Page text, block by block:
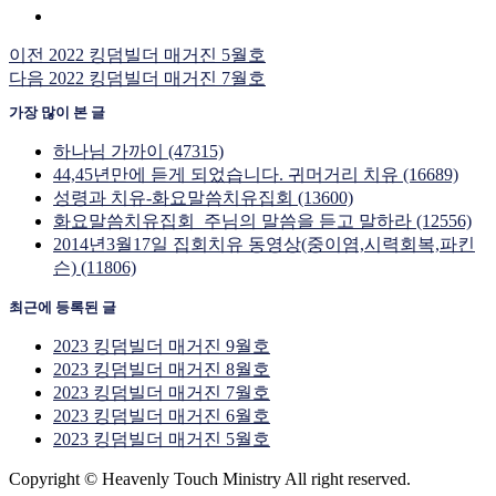
이전 2022 킹덤빌더 매거진 5월호
다음 2022 킹덤빌더 매거진 7월호
가장 많이 본 글
하나님 가까이 (47315)
44,45년만에 듣게 되었습니다. 귀머거리 치유 (16689)
성령과 치유-화요말씀치유집회 (13600)
화요말씀치유집회_주님의 말씀을 듣고 말하라 (12556)
2014년3월17일 집회치유 동영상(중이염,시력회복,파킨
슨) (11806)
최근에 등록된 글
2023 킹덤빌더 매거진 9월호
2023 킹덤빌더 매거진 8월호
2023 킹덤빌더 매거진 7월호
2023 킹덤빌더 매거진 6월호
2023 킹덤빌더 매거진 5월호
Copyright © Heavenly Touch Ministry All right reserved.